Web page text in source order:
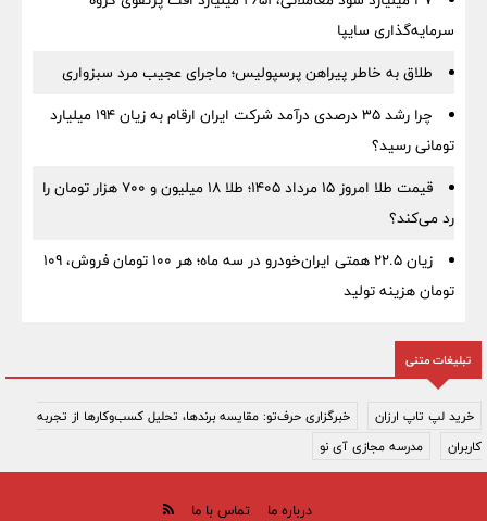
سرمایه‌گذاری سایپا
طلاق به خاطر پیراهن پرسپولیس؛ ماجرای عجیب مرد سبزواری
چرا رشد ۳۵ درصدی درآمد شرکت ایران ارقام به زیان ۱۹۴ میلیارد
تومانی رسید؟
قیمت طلا امروز ۱۵ مرداد ۱۴۰۵؛ طلا ۱۸ میلیون و ۷۰۰ هزار تومان را
رد می‌کند؟
زیان ۲۲.۵ همتی ایران‌خودرو در سه ماه؛ هر ۱۰۰ تومان فروش، ۱۰۹
تومان هزینه تولید
تبلیغات متنی
خرید لپ تاپ ارزان
خبرگزاری حرف‌تو: مقایسه برندها، تحلیل کسب‌وکارها از تجربه
کاربران
مدرسه مجازی آی نو
درباره ما تماس با ما